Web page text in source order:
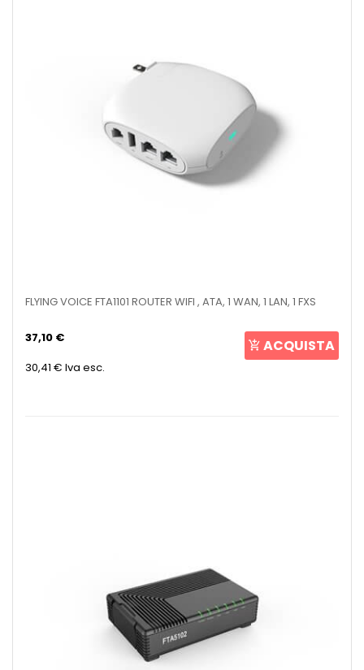
FLYING VOICE FTA1101 ROUTER WIFI , ATA, 1 WAN, 1 LAN, 1 FXS
37,10 €
30,41 € Iva esc.
ACQUISTA